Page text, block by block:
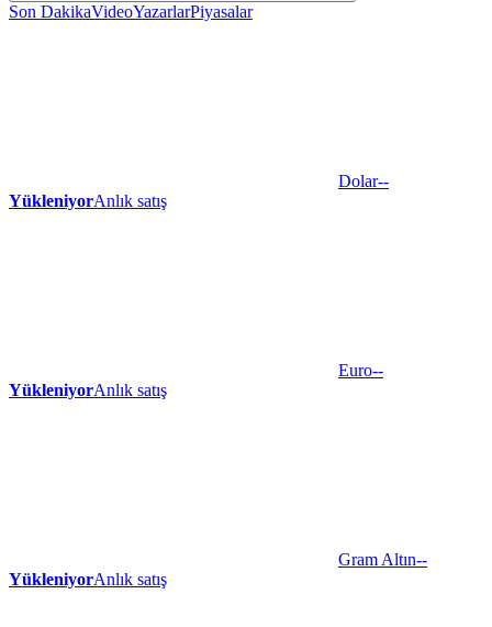
Son DakikaVideoYazarlarPiyasalar
Dolar--
YükleniyorAnlık satış
Euro--
YükleniyorAnlık satış
Gram Altın--
YükleniyorAnlık satış